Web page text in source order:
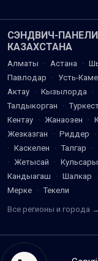
СЭНДВИЧ-
КАЗАХСТАНА
Алматы · Астана ·
Павлодар
· Усть-
Актау · Кызылорда ·
Талдыкорган
·
Кентау · Жанаозен ·
Жезказган
· Риддер ·
· Каскелен · Талгар ·
·
Жетысай · Кульсары
Кандыагаш
· Шалкар ·
Мерке · Текели
Все регионы и города →